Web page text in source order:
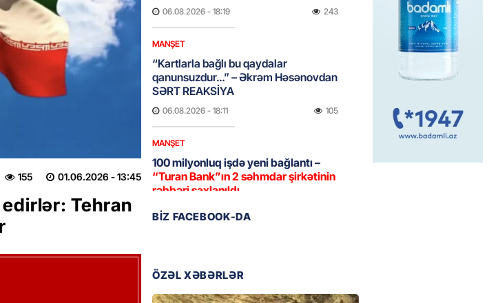
01.06.2026 - 13:45
155
edirlər: Tehran
06.08.2026 - 18:19 243
MANŞET
“Kartlarla bağlı bu qaydalar
qanunsuzdur…” – Əkrəm Həsənovdan
SƏRT REAKSİYA
06.08.2026 - 18:11 105
MANŞET
100 milyonluq işdə yeni bağlantı –
“Turan Bank”ın 2 səhmdar şirkətinin
rəhbəri saxlanıldı
toplayır?
06.08.2026- 17:30 96
BIZ FACEBOOK-DA
ÖZƏL XƏBƏRLƏR